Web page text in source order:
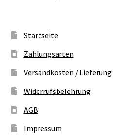
Startseite
Zahlungsarten
Versandkosten / Lieferung
Widerrufsbelehrung
AGB
Impressum